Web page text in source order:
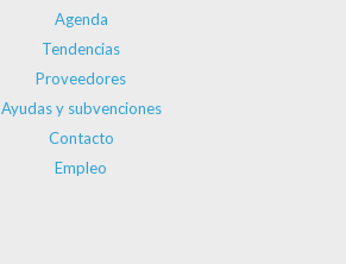
Agenda
Tendencias
Proveedores
Ayudas y subvenciones
Contacto
Empleo